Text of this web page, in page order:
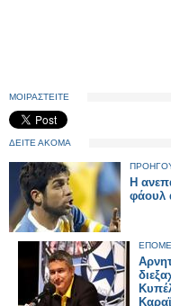
ΜΟΙΡΑΣΤΕΙΤΕ
ΔΕΙΤΕ ΑΚΟΜΑ
Η
φάουλ